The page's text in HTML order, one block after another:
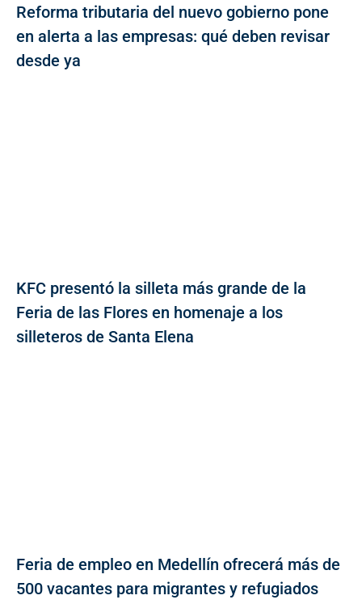
Reforma tributaria del nuevo gobierno pone
en alerta a las empresas: qué deben revisar
desde ya
KFC presentó la silleta más grande de la
Feria de las Flores en homenaje a los
silleteros de Santa Elena
Feria de empleo en Medellín ofrecerá más de
500 vacantes para migrantes y refugiados